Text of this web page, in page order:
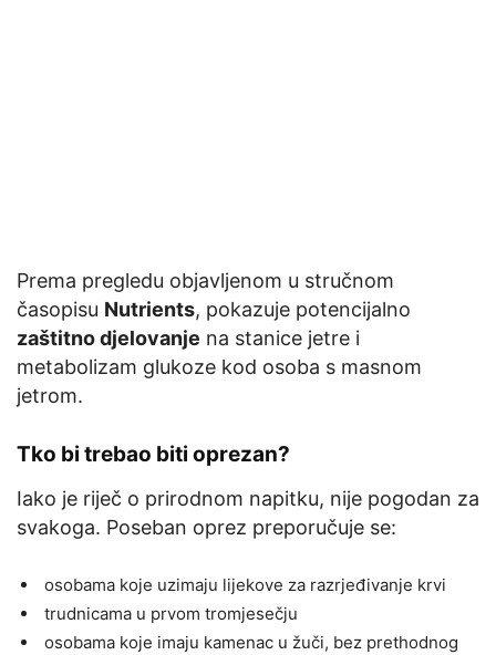
Prema pregledu objavljenom u stručnom
časopisu Nutrients, pokazuje potencijalno
zaštitno djelovanje na stanice jetre i
metabolizam glukoze kod osoba s masnom
jetrom.
Tko bi trebao biti oprezan?
Iako je riječ o prirodnom napitku, nije pogodan za
svakoga. Poseban oprez preporučuje se:
osobama koje uzimaju lijekove za razrjeđivanje krvi
trudnicama u prvom tromjesečju
osobama koje imaju kamenac u žuči, bez prethodnog